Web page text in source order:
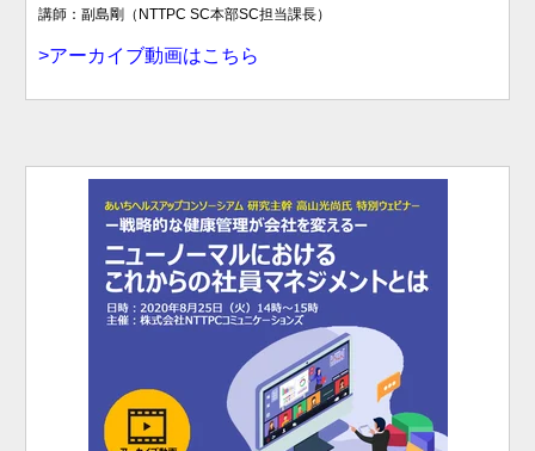
講師：副島剛（NTTPC SC本部SC担当課長）
>アーカイブ動画はこちら